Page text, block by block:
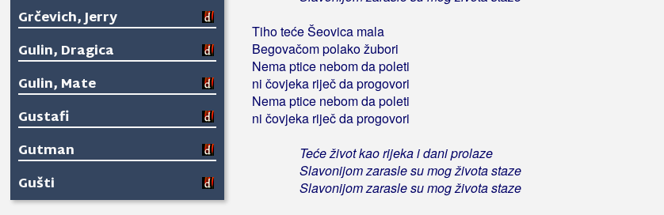
Grčevich, Jerry
Gulin, Dragica
Gulin, Mate
Gustafi
Gutman
Gušti
Tiho teće Šeovica mala
Begovačom polako žubori
Nema ptice nebom da poleti
ni čovjeka riječ da progovori
Nema ptice nebom da poleti
ni čovjeka riječ da progovori
Teće život kao rijeka i dani prolaze
Slavonijom zarasle su mog života staze
Slavonijom zarasle su mog života staze